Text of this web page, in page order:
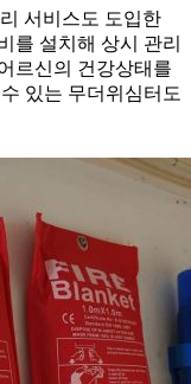
서비스도 도입한
를 설치해 상시 관리
르신의 건강상태를
있는 무더위심터도